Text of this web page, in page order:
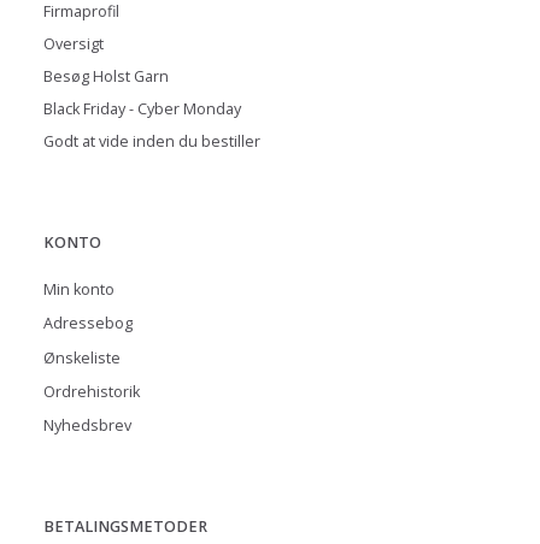
Firmaprofil
Oversigt
Besøg Holst Garn
Black Friday - Cyber Monday
Godt at vide inden du bestiller
KONTO
Min konto
Adressebog
Ønskeliste
Ordrehistorik
Nyhedsbrev
BETALINGSMETODER